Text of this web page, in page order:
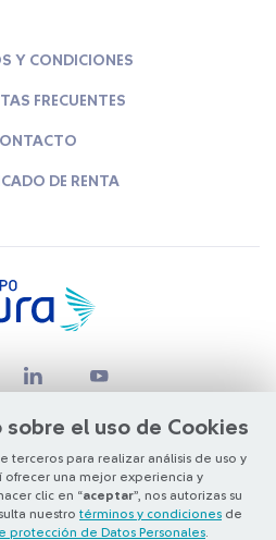
el uso de Cookies
terceros para realizar análisis de uso y
una mejor experiencia y
clic en “aceptar”, nos autorizas su
nuestro términos y condiciones de
protección de Datos Personales
Y CONDICIONES
FRECUENTES
DE RENTA
Grupo SURA 2026